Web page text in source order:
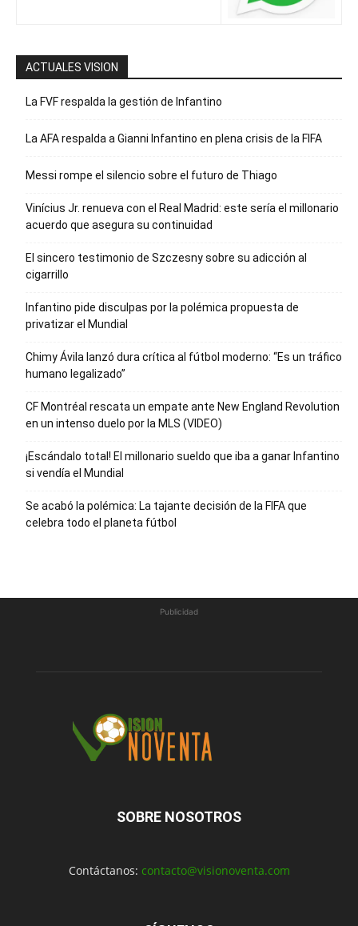
ACTUALES VISION
La FVF respalda la gestión de Infantino
La AFA respalda a Gianni Infantino en plena crisis de la FIFA
Messi rompe el silencio sobre el futuro de Thiago
Vinícius Jr. renueva con el Real Madrid: este sería el millonario
acuerdo que asegura su continuidad
El sincero testimonio de Szczesny sobre su adicción al
cigarrillo
Infantino pide disculpas por la polémica propuesta de
privatizar el Mundial
Chimy Ávila lanzó dura crítica al fútbol moderno: “Es un tráfico
humano legalizado”
CF Montréal rescata un empate ante New England Revolution
en un intenso duelo por la MLS (VIDEO)
¡Escándalo total! El millonario sueldo que iba a ganar Infantino
si vendía el Mundial
Se acabó la polémica: La tajante decisión de la FIFA que
celebra todo el planeta fútbol
Publicidad
SOBRE NOSOTROS
Contáctanos: contacto@visionoventa.com